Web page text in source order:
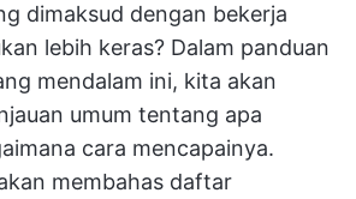
dimaksud dengan bekerja
lebih keras? Dalam panduan
mendalam ini, kita akan
umum tentang apa
cara mencapainya.
membahas daftar